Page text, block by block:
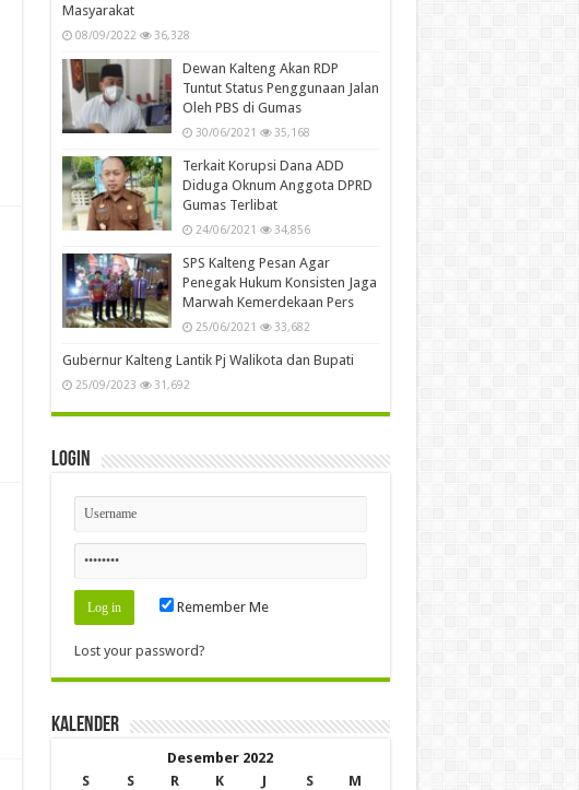
Masyarakat
08/09/2022 36,328
Dewan Kalteng Akan RDP
Tuntut Status Penggunaan Jalan
Oleh PBS di Gumas
30/06/2021 35,168
Terkait Korupsi Dana ADD
Diduga Oknum Anggota DPRD
Gumas Terlibat
24/06/2021 34,856
SPS Kalteng Pesan Agar
Penegak Hukum Konsisten Jaga
Marwah Kemerdekaan Pers
25/06/2021 33,682
Gubernur Kalteng Lantik Pj Walikota dan Bupati
25/09/2023 31,692
Login
Remember Me
Lost your password?
Kalender
Desember 2022
S
S R K J S
M